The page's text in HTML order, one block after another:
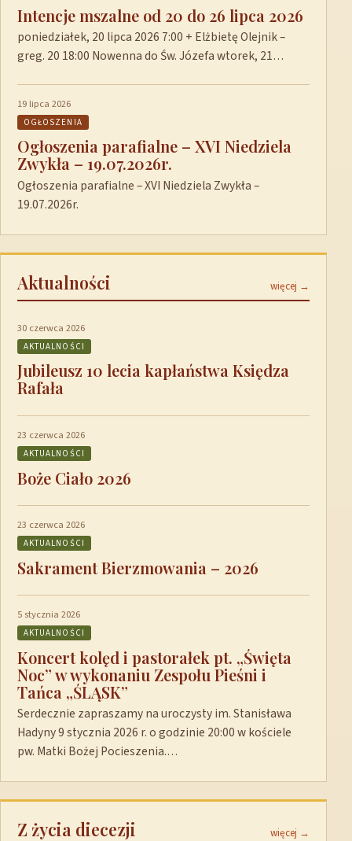
Intencje mszalne od 20 do 26 lipca 2026
poniedziałek, 20 lipca 2026 7:00 + Elżbietę Olejnik –
greg. 20 18:00 Nowenna do Św. Józefa wtorek, 21…
19 lipca 2026
OGŁOSZENIA
Ogłoszenia parafialne – XVI Niedziela
Zwykła – 19.07.2026r.
Ogłoszenia parafialne – XVI Niedziela Zwykła –
19.07.2026r.
Aktualności więcej →
30 czerwca 2026
AKTUALNOŚCI
Jubileusz 10 lecia kapłaństwa Księdza
Rafała
23 czerwca 2026
AKTUALNOŚCI
Boże Ciało 2026
23 czerwca 2026
AKTUALNOŚCI
Sakrament Bierzmowania – 2026
5 stycznia 2026
AKTUALNOŚCI
Koncert kolęd i pastorałek pt. „Święta
Noc” w wykonaniu Zespołu Pieśni i
Tańca „ŚLĄSK”
Serdecznie zapraszamy na uroczysty im. Stanisława
Hadyny 9 stycznia 2026 r. o godzinie 20:00 w kościele
pw. Matki Bożej Pocieszenia.…
Z życia diecezji więcej →